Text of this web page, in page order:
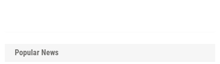
Popular News